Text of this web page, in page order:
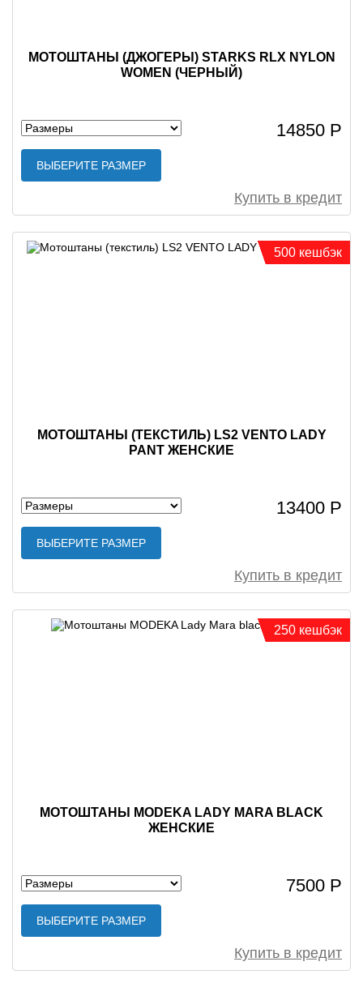
МОТОШТАНЫ (ДЖОГЕРЫ) STARKS RLX NYLON
WOMEN (ЧЕРНЫЙ)
14850 Р
ВЫБЕРИТЕ РАЗМЕР
Купить в кредит
МОТОШТАНЫ (ТЕКСТИЛЬ) LS2 VENTO LADY
PANT ЖЕНСКИЕ
13400 Р
ВЫБЕРИТЕ РАЗМЕР
Купить в кредит
500 кешбэк
МОТОШТАНЫ MODEKA LADY MARA BLACK
ЖЕНСКИЕ
7500 Р
ВЫБЕРИТЕ РАЗМЕР
Купить в кредит
250 кешбэк